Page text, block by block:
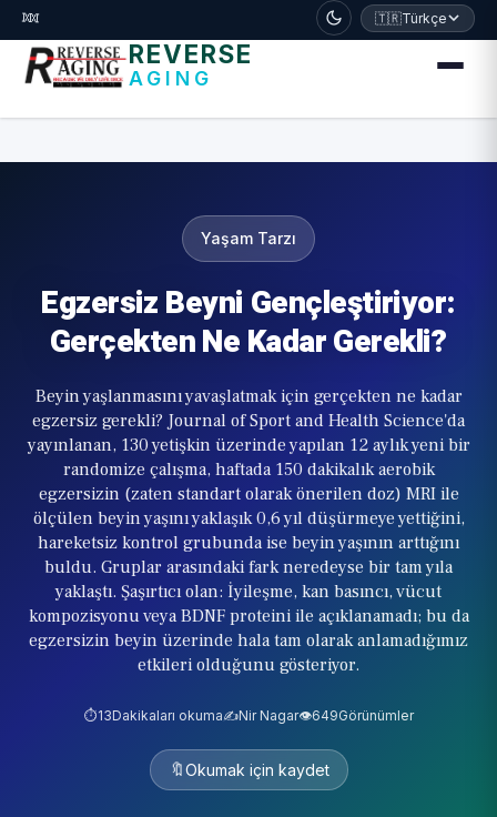
דלג לתוכן הראשי
🧬 🇹🇷Türkçe
REVERSE
AGING
Yaşam Tarzı
Egzersiz Beyni Gençleştiriyor:
Gerçekten Ne Kadar Gerekli?
Beyin yaşlanmasını yavaşlatmak için gerçekten ne kadar
egzersiz gerekli? Journal of Sport and Health Science'da
yayınlanan, 130 yetişkin üzerinde yapılan 12 aylık yeni bir
randomize çalışma, haftada 150 dakikalık aerobik
egzersizin (zaten standart olarak önerilen doz) MRI ile
ölçülen beyin yaşını yaklaşık 0,6 yıl düşürmeye yettiğini,
hareketsiz kontrol grubunda ise beyin yaşının arttığını
buldu. Gruplar arasındaki fark neredeyse bir tam yıla
yaklaştı. Şaşırtıcı olan: İyileşme, kan basıncı, vücut
kompozisyonu veya BDNF proteini ile açıklanamadı; bu da
egzersizin beyin üzerinde hala tam olarak anlamadığımız
etkileri olduğunu gösteriyor.
⏱️13Dakikaları okuma✍️Nir Nagar👁️649Görünümler
🔖Okumak için kaydet